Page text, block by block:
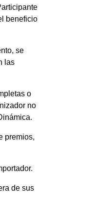
beneficio
se
las
o
no
premios,
de sus